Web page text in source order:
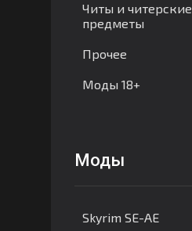
Читы и читерские
предметы
Прочее
Моды 18+
Моды
Skyrim SE-AE